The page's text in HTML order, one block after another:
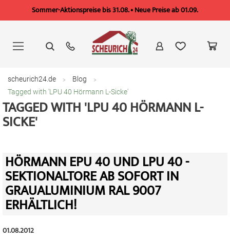
Sommer-Aktionspreise bis 31.08. • Neue Preise ab 01.09.
springen
scheurich24.de
Blog
Tagged with 'LPU 40 Hörmann L-Sicke'
TAGGED WITH 'LPU 40 HÖRMANN L-
SICKE'
HÖRMANN EPU 40 UND LPU 40 -
SEKTIONALTORE AB SOFORT IN
GRAUALUMINIUM RAL 9007
ERHÄLTLICH!
01.08.2012